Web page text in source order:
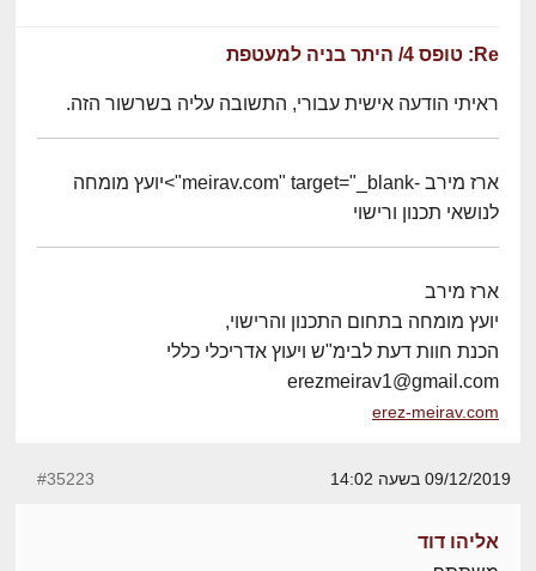
Re: טופס 4/ היתר בניה למעטפת
ראיתי הודעה אישית עבורי, התשובה עליה בשרשור הזה.
ארז מירב -meirav.com" target="_blank">יועץ מומחה
לנושאי תכנון ורישוי
ארז מירב
יועץ מומחה בתחום התכנון והרישוי,
הכנת חוות דעת לבימ"ש ויעוץ אדריכלי כללי
erezmeirav1@gmail.com
erez-meirav.com
09/12/2019 בשעה 14:02 #35223
אליהו דוד